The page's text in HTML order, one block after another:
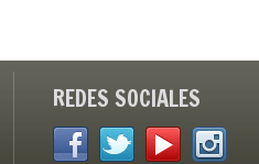
REDES SOCIALES